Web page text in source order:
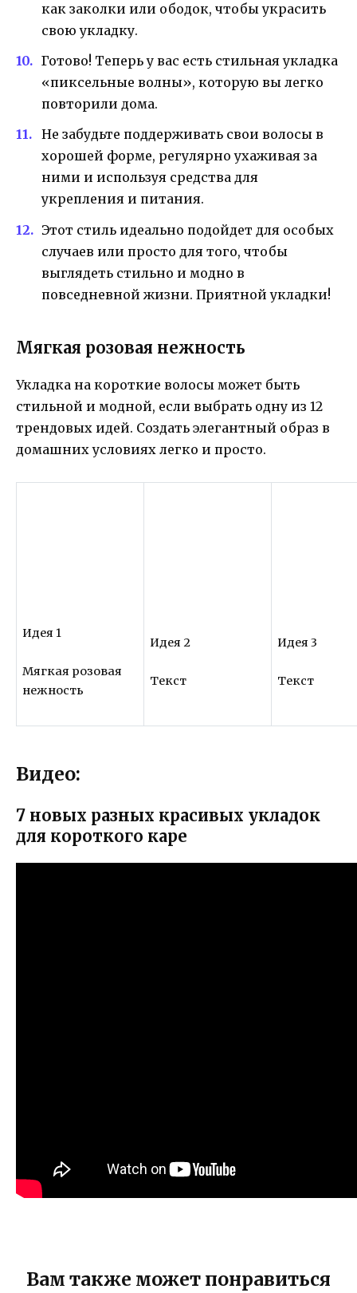
как заколки или ободок, чтобы украсить
свою укладку.
Готово! Теперь у вас есть стильная укладка
«пиксельные волны», которую вы легко
повторили дома.
Не забудьте поддерживать свои волосы в
хорошей форме, регулярно ухаживая за
ними и используя средства для
укрепления и питания.
Этот стиль идеально подойдет для особых
случаев или просто для того, чтобы
выглядеть стильно и модно в
повседневной жизни. Приятной укладки!
Мягкая розовая нежность
Укладка на короткие волосы может быть
стильной и модной, если выбрать одну из 12
трендовых идей. Создать элегантный образ в
домашних условиях легко и просто.
Идея 1
Мягкая розовая
нежность
Идея 2
Текст
Идея 3
Текст
Видео:
7 новых разных красивых укладок
для короткого каре
Вам также может понравиться